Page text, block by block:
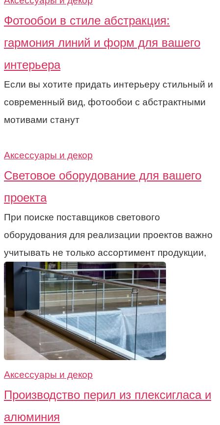
Фотообои в стиле абстракция:
гармония линий и форм для вашего
интерьера
Если вы хотите придать интерьеру стильный и
современный вид, фотообои с абстрактными
мотивами станут
Аксессуары и декор
Световое оборудование для вашего
проекта
При поиске поставщиков светового
оборудования для реализации проектов важно
учитывать не только ассортимент продукции,
Аксессуары и декор
Производство перил из плексигласа и
алюминия